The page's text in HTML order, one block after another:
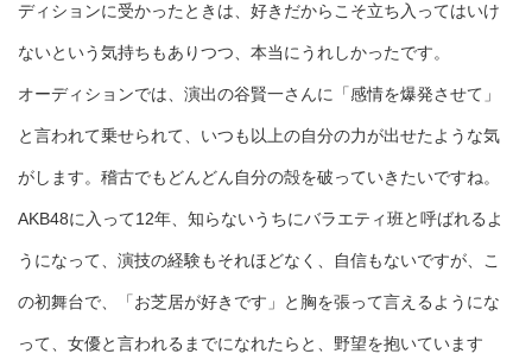
ディションに受かったときは、好きだからこそ立ち入ってはいけ
ないという気持ちもありつつ、本当にうれしかったです。
オーディションでは、演出の谷賢一さんに「感情を爆発させて」
と言われて乗せられて、いつも以上の自分の力が出せたような気
がします。稽古でもどんどん自分の殻を破っていきたいですね。
AKB48に入って12年、知らないうちにバラエティ班と呼ばれるよ
うになって、演技の経験もそれほどなく、自信もないですが、こ
の初舞台で、「お芝居が好きです」と胸を張って言えるようにな
って、女優と言われるまでになれたらと、野望を抱いています